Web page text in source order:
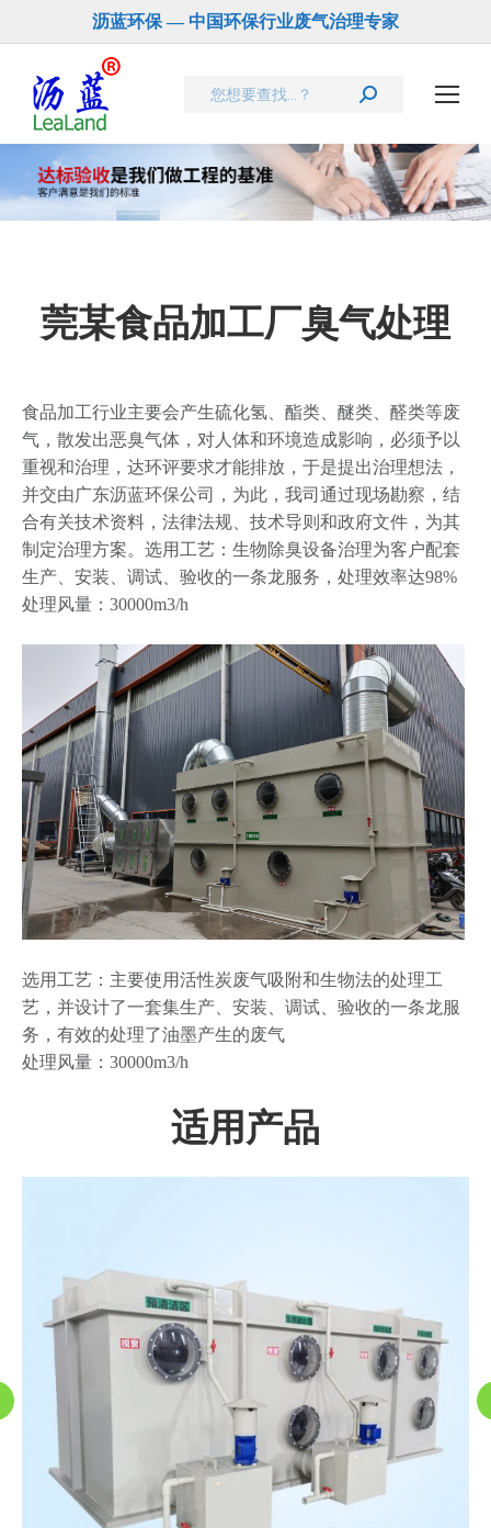
沥蓝环保 — 中国环保行业废气治理专家
Search:
莞某食品加工厂臭气处理
食品加工行业主要会产生硫化氢、酯类、醚类、醛类等废
气，散发出恶臭气体，对人体和环境造成影响，必须予以
重视和治理，达环评要求才能排放，于是提出治理想法，
并交由广东沥蓝环保公司，为此，我司通过现场勘察，结
合有关技术资料，法律法规、技术导则和政府文件，为其
制定治理方案。选用工艺：生物除臭设备治理为客户配套
生产、安装、调试、验收的一条龙服务，处理效率达98%
处理风量：30000m3/h
选用工艺：主要使用活性炭废气吸附和生物法的处理工
艺，并设计了一套集生产、安装、调试、验收的一条龙服
务，有效的处理了油墨产生的废气
处理风量：30000m3/h
适用产品